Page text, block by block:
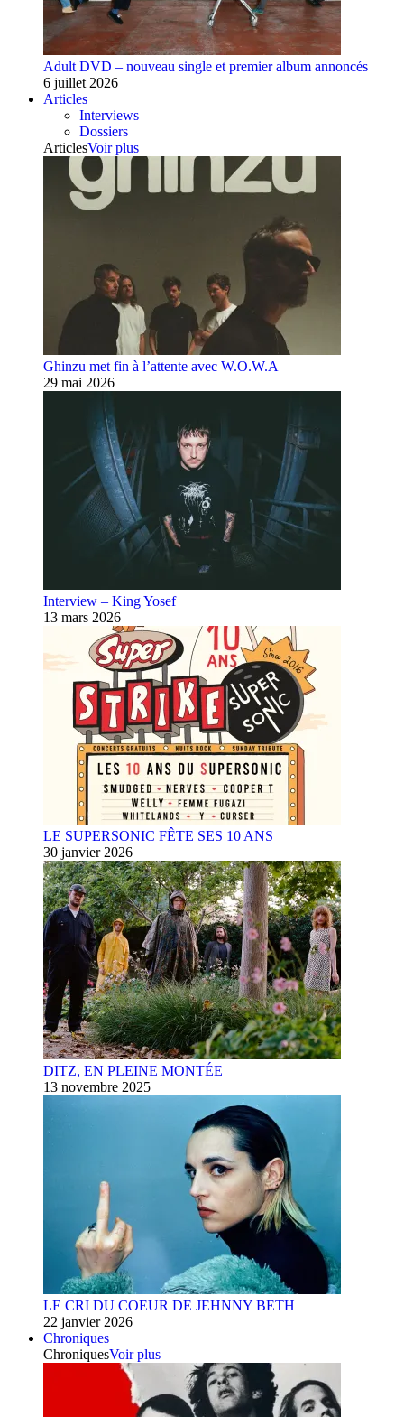
Adult DVD – nouveau single et premier album annoncés
6 juillet 2026
Articles
Interviews
Dossiers
ArticlesVoir plus
Ghinzu met fin à l’attente avec W.O.W.A
29 mai 2026
Interview – King Yosef
13 mars 2026
LE SUPERSONIC FÊTE SES 10 ANS
30 janvier 2026
DITZ, EN PLEINE MONTÉE
13 novembre 2025
LE CRI DU COEUR DE JEHNNY BETH
22 janvier 2026
Chroniques
ChroniquesVoir plus